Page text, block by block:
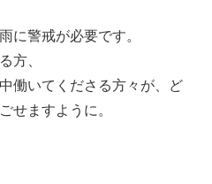
に警戒が必要です。
方、
働いてくださる方々が、ど
せますように。